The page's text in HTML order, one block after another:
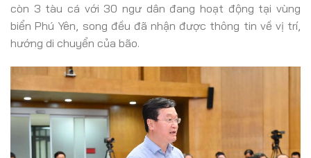
còn 3 tàu cá với 30 ngư dân đang hoạt động tại vùng
biển Phú Yên, song đều đã nhận được thông tin về vị trí,
hướng di chuyển của bão.